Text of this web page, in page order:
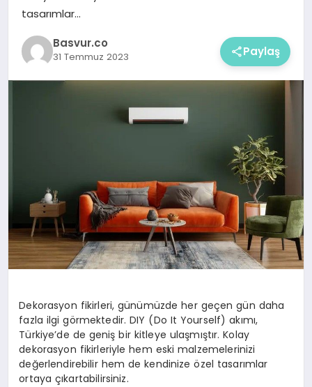
tasarımlar…
Basvur.co
31 Temmuz 2023 Paylaş
Dekorasyon fikirleri, günümüzde her geçen gün daha
fazla ilgi görmektedir. DIY (Do It Yourself) akımı,
Türkiye’de de geniş bir kitleye ulaşmıştır. Kolay
dekorasyon fikirleriyle hem eski malzemelerinizi
değerlendirebilir hem de kendinize özel tasarımlar
ortaya çıkartabilirsiniz.